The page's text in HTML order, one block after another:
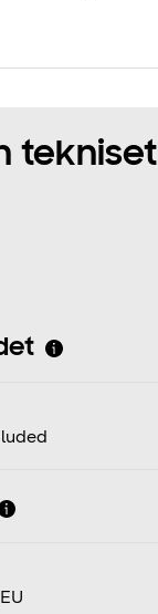
tekniset